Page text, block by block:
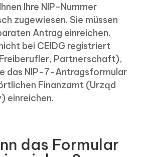
Ihre NIP-Nummer
zugewiesen. Sie müssen
Antrag einreichen.
bei CEIDG registriert
Freiberufler, Partnerschaft),
das NIP-7-Antragsformular
Finanzamt (Urząd
einreichen.
das Formular